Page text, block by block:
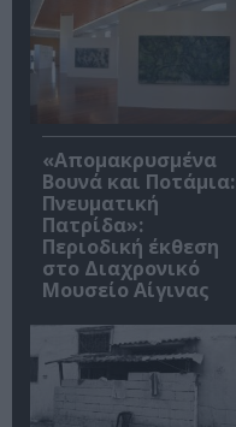
«Απομακρυσμένα
Βουνά και Ποτάμια:
Πνευματική
Πατρίδα»:
Περιοδική έκθεση
στο Διαχρονικό
Μουσείο Αίγινας